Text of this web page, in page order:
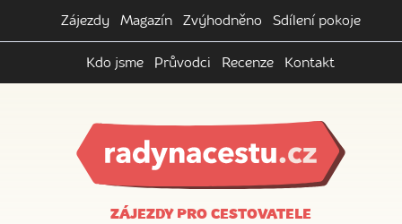
Zájezdy Magazín Zvýhodněno Sdílení pokoje
Kdo jsme Průvodci Recenze Kontakt
ZÁJEZDY PRO CESTOVATELE